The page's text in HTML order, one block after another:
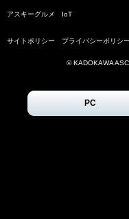
アスキーグルメ IoT
サイトポリシー プライバシーポリシー
© KADOKAWA
PC